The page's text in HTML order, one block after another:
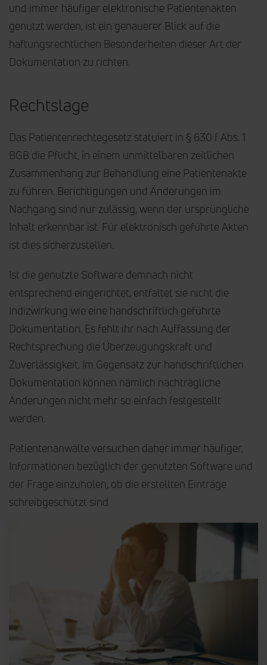
und immer häufiger elektronische Patientenakten
genutzt werden, ist ein genauerer Blick auf die
haftungsrechtlichen Besonderheiten dieser Art der
Dokumentation zu richten.
Rechtslage
Das Patientenrechtegesetz statuiert in § 630 f Abs. 1
BGB die Pflicht, in einem unmittelbaren zeitlichen
Zusammenhang zur Behandlung eine Patientenakte
zu führen. Berichtigungen und Änderungen im
Nachgang sind nur zulässig, wenn der ursprüngliche
Inhalt erkennbar ist. Für elektronisch geführte Akten
ist dies sicherzustellen.
Ist die genutzte Software demnach nicht
entsprechend eingerichtet, entfaltet sie nicht die
Indizwirkung wie eine handschriftlich geführte
Dokumentation. Es fehlt ihr nach Auffassung der
Rechtsprechung die Überzeugungskraft und
Zuverlässigkeit. Im Gegensatz zur handschriftlichen
Dokumentation können nämlich nachträgliche
Änderungen nicht mehr so einfach festgestellt
werden.
Patientenanwälte versuchen daher immer häufiger,
Informationen bezüglich der genutzten Software und
der Frage einzuholen, ob die erstellten Einträge
schreibgeschützt sind.